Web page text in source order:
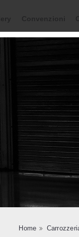
Home